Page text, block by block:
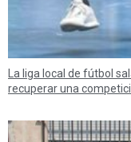
La liga local de fútbol
recuperar una